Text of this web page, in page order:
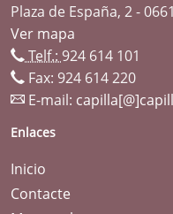
Plaza de España, 2 -
Ver mapa
Telf.: 924 614 101
Fax: 924 614 220
E-mail:
Enlaces
Inicio
Contacte